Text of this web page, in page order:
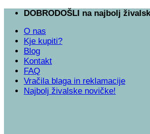
Skoči
vsebino
DOBRODOŠLI na najbolj
O nas
Kje kupiti?
Blog
Kontakt
FAQ
Vračila blaga in reklamacije
Najbolj živalske novičke!